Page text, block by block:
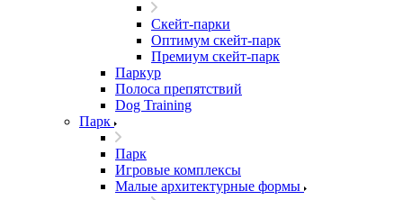
Скейт-парки
Оптимум скейт-парк
Премиум скейт-парк
Паркур
Полоса препятствий
Dog Training
Парк
Парк
Игровые комплексы
Малые архитектурные формы